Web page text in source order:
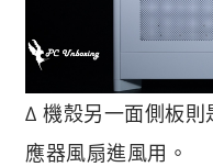
∆ 機殼另一面側板
應器風扇進風用。